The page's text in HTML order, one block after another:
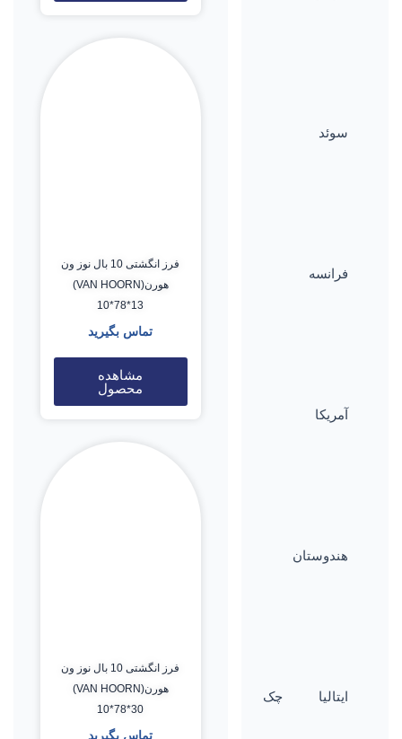
سوئد
فرانسه
آمریکا
هندوستان
ایتالیا چک
فرز انگشتی 10 بال نوز ون
هورن(VAN HOORN)
10*78*13
تماس بگیرید
مشاهده
محصول
فرز انگشتی 10 بال نوز ون
هورن(VAN HOORN)
10*78*30
تماس بگیرید